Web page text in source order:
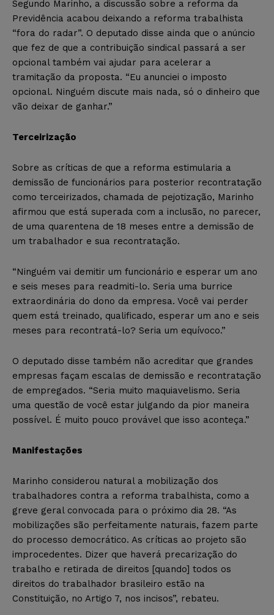
Segundo Marinho, a discussão sobre a reforma da
Previdência acabou deixando a reforma trabalhista
“fora do radar”. O deputado disse ainda que o anúncio
que fez de que a contribuição sindical passará a ser
opcional também vai ajudar para acelerar a
tramitação da proposta. “Eu anunciei o imposto
opcional. Ninguém discute mais nada, só o dinheiro que
vão deixar de ganhar.”
Terceirização
Sobre as críticas de que a reforma estimularia a
demissão de funcionários para posterior recontratação
como terceirizados, chamada de pejotização, Marinho
afirmou que está superada com a inclusão, no parecer,
de uma quarentena de 18 meses entre a demissão de
um trabalhador e sua recontratação.
“Ninguém vai demitir um funcionário e esperar um ano
e seis meses para readmiti-lo. Seria uma burrice
extraordinária do dono da empresa. Você vai perder
quem está treinado, qualificado, esperar um ano e seis
meses para recontratá-lo? Seria um equívoco.”
O deputado disse também não acreditar que grandes
empresas façam escalas de demissão e recontratação
de empregados. “Seria muito maquiavelismo. Seria
uma questão de você estar julgando da pior maneira
possível. É muito pouco provável que isso aconteça.”
Manifestações
Marinho considerou natural a mobilização dos
trabalhadores contra a reforma trabalhista, como a
greve geral convocada para o próximo dia 28. “As
mobilizações são perfeitamente naturais, fazem parte
do processo democrático. As críticas ao projeto são
improcedentes. Dizer que haverá precarização do
trabalho e retirada de direitos [quando] todos os
direitos do trabalhador brasileiro estão na
Constituição, no Artigo 7, nos incisos”, rebateu.